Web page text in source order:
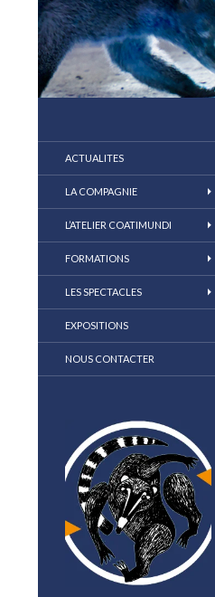
la marionnette au coeur du jeu
ACTUALITES
LA COMPAGNIE
L’ATELIER COATIMUNDI
FORMATIONS
LES SPECTACLES
EXPOSITIONS
NOUS CONTACTER